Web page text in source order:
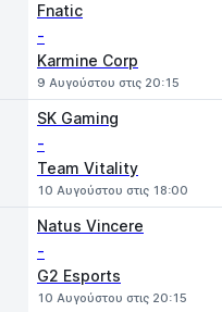
Fnatic
-
Karmine Corp
9 Αυγούστου στις 20:15
SK Gaming
-
Team Vitality
10 Αυγούστου στις 18:00
Natus Vincere
-
G2 Esports
10 Αυγούστου στις 20:15